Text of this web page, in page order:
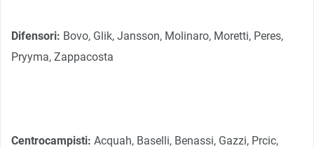
Difensori: Bovo, Glik, Jansson, Molinaro, Moretti, Peres,
Pryyma, Zappacosta
Centrocampisti: Acquah, Baselli, Benassi, Gazzi, Prcic,